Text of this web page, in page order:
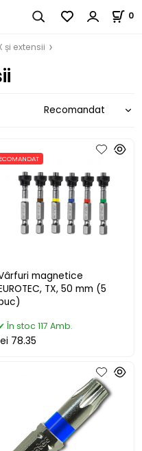
0
și extensii
magnetice
TX, 50 mm (5
În stoc 117 Amb.
78.35